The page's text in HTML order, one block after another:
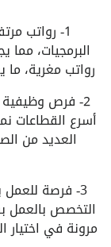
1- رواتب
البرمجيات،
رواتب مغرية،
2- فرص وظيفية
أسرع القطاعات
العديد من
3- فرصة
التخصص
مرونة في اختيار